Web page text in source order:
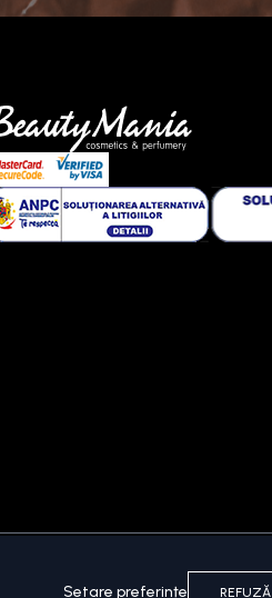
Setare preferințe REFUZĂ